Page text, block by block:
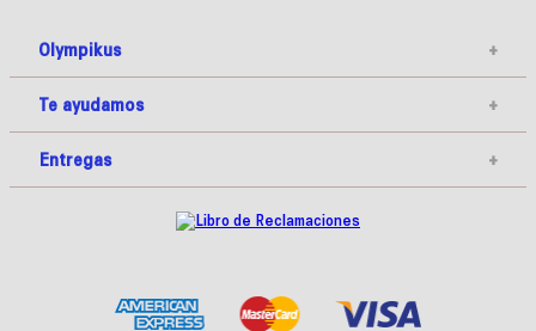
Olympikus +
Te ayudamos +
Entregas +